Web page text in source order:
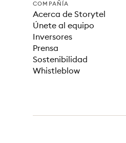
COMPAÑÍA
Acerca de Storytel
Únete al equipo
Inversores
Prensa
Sostenibilidad
Whistleblow